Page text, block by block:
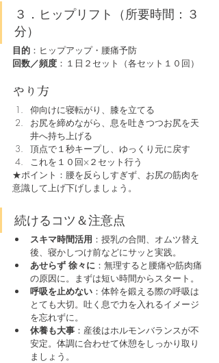
３．ヒップリフト（所要時間：３
分）
目的 ：ヒップアップ・腰痛予防
回数／頻度 ：１日２セット（各セット１０回）
やり方
仰向けに寝転がり、膝を立てる
お尻を締めながら、息を吐きつつお尻を天
井へ持ち上げる
頂点で１秒キープし、ゆっくり元に戻す
これを１０回×２セット行う
★ポイント：腰を反らしすぎず、お尻の筋肉を
意識して上げ下げしましょう。
続けるコツ＆注意点
スキマ時間活用 ：授乳の合間、オムツ替え
後、寝かしつけ前などにサッと実践。
あせらず 徐々に ：無理すると腰痛や筋肉痛
の原因に。まずは短い時間からスタート。
呼吸を止めない ：体幹を鍛える際の呼吸は
とても大切。吐く息で力を入れるイメージ
を忘れずに。
休養も大事 ：産後はホルモンバランスが不
安定。体調に合わせて休憩をしっかり取り
ましょう。